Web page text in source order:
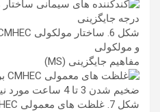
و مولکولی
مفاهیم جایگزینی (MS)